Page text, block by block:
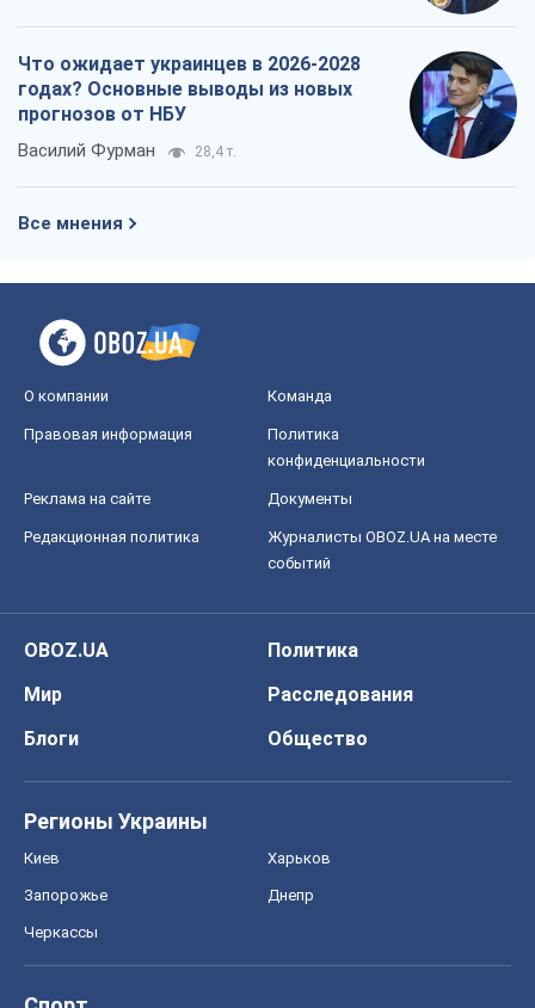
Что ожидает украинцев в 2026-2028
годах? Основные выводы из новых
прогнозов от НБУ
Василий Фурман 28,4 т.
Все мнения
О компании Команда
Правовая информация
Политика
конфиденциальности
Реклама на сайте Документы
Редакционная политика
Журналисты OBOZ.UA на месте
событий
OBOZ.UA
Политика
Мир
Расследования
Блоги
Общество
Регионы Украины
Киев Харьков
Запорожье Днепр
Черкассы